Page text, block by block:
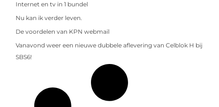
Internet en tv in 1 bundel
Nu kan ik verder leven.
De voordelen van KPN webmail
Vanavond weer een nieuwe dubbele aflevering van Celblok H bij
SBS6!